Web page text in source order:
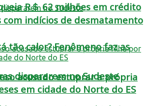
tão calor? Fenômeno faz as
dispararem no Sudeste
R＄ 62 milhões em crédito
com indícios de desmatamento
acusado estuprar a própria
em cidade do Norte do ES